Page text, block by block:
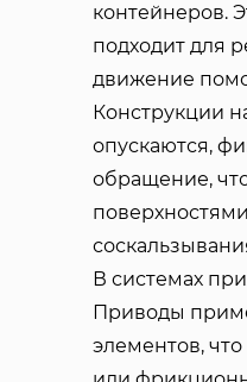
контейнеров.
подходит для
движение
Конструкции
опускаются,
обращение,
В системах
Приводы
элементов,